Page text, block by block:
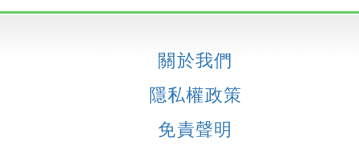
關於我們
隱私權政策
免責聲明